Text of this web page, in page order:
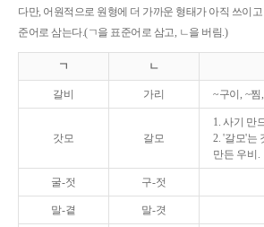
다만, 어원적으로 원형에 더 가까운 형태가 아직 쓰이
준어로 삼는다.(ㄱ을 표준어로 삼고, ㄴ을 버림.)
ㄱ ㄴ
갈비 가리 ~구이, ~찜
갓모 갈모
1. 사기 만
2. '갈모'는
만든 우비.
굴-젓 구-젓
말-곁 말-겻